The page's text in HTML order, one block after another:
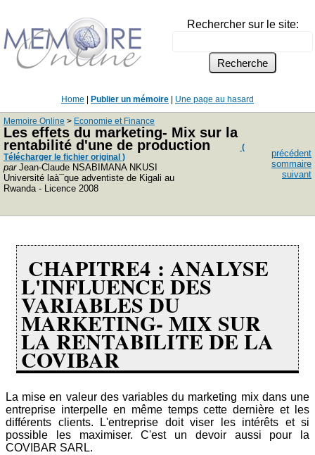
Rechercher sur le site:
Home Publier un mémoire Une page au hasard
Memoire Online > Economie et Finance
Les effets du marketing- Mix sur la
rentabilité d'une de production
(
Télécharger le fichier original )
parJean-Claude NSABIMANA NKUSI
Université laà¯que adventiste de Kigali au
Rwanda - Licence 2008
précédent
sommaire
suivant
CHAPITRE4 : ANALYSE
L'INFLUENCE DES
VARIABLES DU
MARKETING- MIX SUR
LA RENTABILITE DE LA
COVIBAR
La mise en valeur des variables du marketing mix dans une
entreprise interpelle en même temps cette dernière et les
différents clients. L'entreprise doit viser les intérêts et si
possible les maximiser. C'est un devoir aussi pour la
COVIBAR SARL.